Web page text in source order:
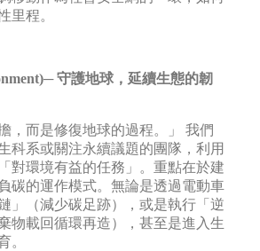
里程。
守護地球，延續生態的韌
，而是修復地球的過程。」 我們
科系或關注永續議題的團隊，利用
對環境有益的任務」。重點在於建
碳的運作模式。無論是透過電動車
」（減少碳足跡），或是執行「逆
物載回循環再造），甚至是進入生
。